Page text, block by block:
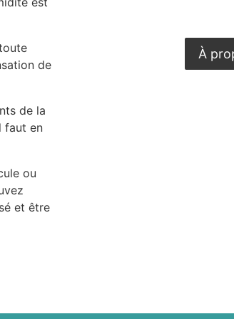
de
de la
faut en
ou
et être
À